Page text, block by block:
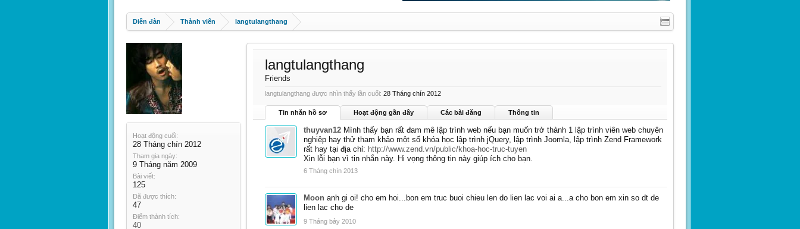
Diễn đàn Thành viên langtulangthang
Hoạt động cuối:
28 Tháng chín 2012
Tham gia ngày:
9 Tháng năm 2009
Bài viết:
125
Đã được thích:
47
Điểm thành tích:
40
langtulangthang
Friends
langtulangthang được nhìn thấy lần cuối: 28 Tháng chín 2012
Tin nhắn hồ sơ Hoạt động gần đây Các bài đăng Thông tin
thuyvan12 Mình thấy bạn rất đam mê lập trình web nếu bạn muốn trở thành 1 lập trình viên web chuyên
nghiệp hay thử tham khảo một số khóa học lập trình jQuery, lập trình Joomla, lập trình Zend Framework
rất hay tại địa chỉ: http://www.zend.vn/public/khoa-hoc-truc-tuyen
Xin lỗi bạn vì tin nhắn này. Hi vọng thông tin này giúp ích cho bạn.
6 Tháng chín 2013
Moon anh gi oi! cho em hoi...bon em truc buoi chieu len do lien lac voi ai a...a cho bon em xin so dt de
lien lac cho de
9 Tháng bảy 2010